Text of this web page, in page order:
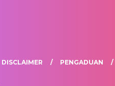
DISCLAIMER PENGADUAN